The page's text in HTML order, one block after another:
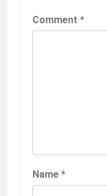
Comment *
Name *